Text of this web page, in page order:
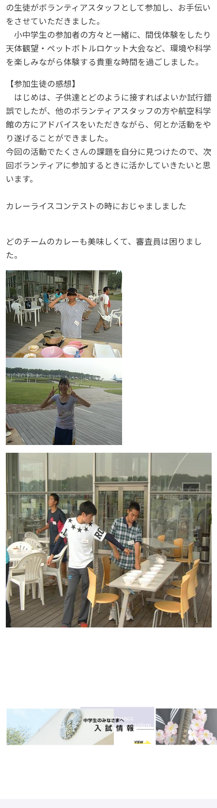
の生徒がボランティアスタッフとして参加し、お手伝い
をさせていただきました。
小中学生の参加者の方々と一緒に、間伐体験をしたり
天体観望・ペットボトルロケット大会など、環境や科学
を楽しみながら体験する貴重な時間を過ごしました。
【参加生徒の感想】
はじめは、子供達とどのように接すればよいか試行錯
誤でしたが、他のボランティアスタッフの方や航空科学
館の方にアドバイスをいただきながら、何とか活動をや
り遂げることができました。
今回の活動でたくさんの課題を自分に見つけたので、次
回ボランティアに参加するときに活かしていきたいと思
います。
カレーライスコンテストの時におじゃましました
どのチームのカレーも美味しくて、審査員は困りまし
た。